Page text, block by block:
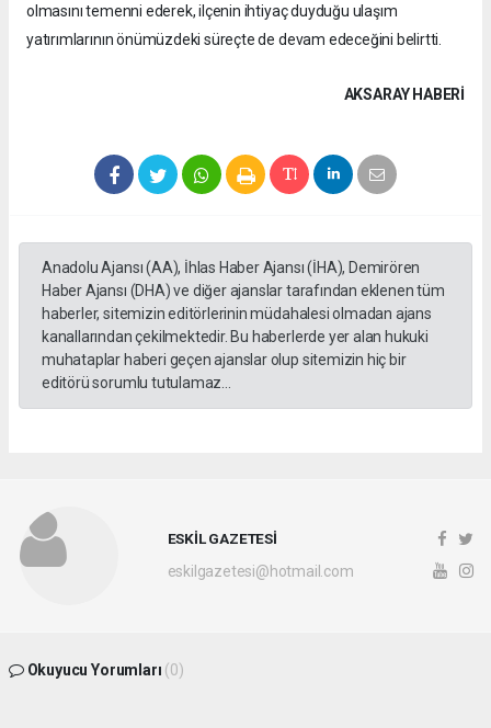
olmasını temenni ederek, ilçenin ihtiyaç duyduğu ulaşım
yatırımlarının önümüzdeki süreçte de devam edeceğini belirtti.
AKSARAY HABERİ
Anadolu Ajansı (AA), İhlas Haber Ajansı (İHA), Demirören
Haber Ajansı (DHA) ve diğer ajanslar tarafından eklenen tüm
haberler, sitemizin editörlerinin müdahalesi olmadan ajans
kanallarından çekilmektedir. Bu haberlerde yer alan hukuki
muhataplar haberi geçen ajanslar olup sitemizin hiç bir
editörü sorumlu tutulamaz...
ESKİL GAZETESİ
eskilgazetesi@hotmail.com
Okuyucu Yorumları (0)